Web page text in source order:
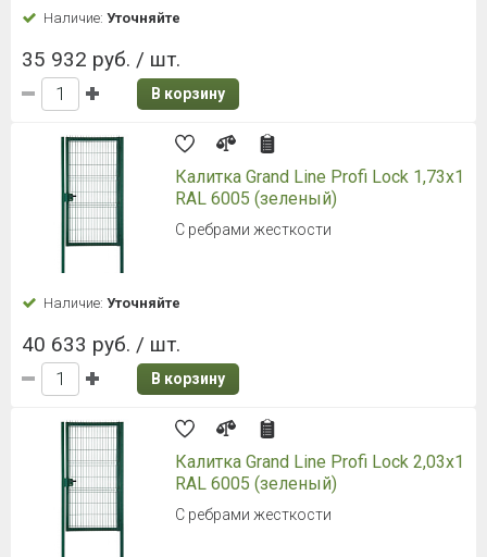
Наличие: Уточняйте
35 932 руб. / шт.
В корзину
Калитка Grand Line Profi Lock 1,73x1
RAL 6005 (зеленый)
С ребрами жесткости
Наличие: Уточняйте
40 633 руб. / шт.
В корзину
Калитка Grand Line Profi Lock 2,03x1
RAL 6005 (зеленый)
С ребрами жесткости